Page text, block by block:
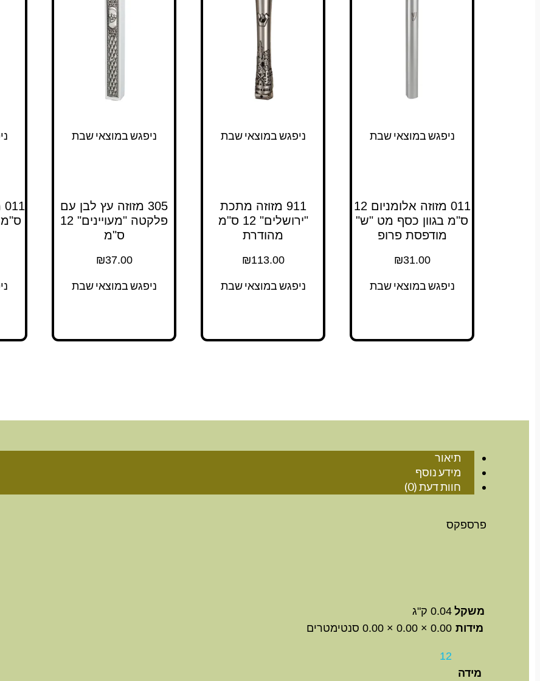
ניפגש במוצאי שבת
011 מזוזה אלומניום 12
ס"מ בגוון כסף מט "ש"
מודפסת פרופ
₪31.00
ניפגש במוצאי שבת
ניפגש במוצאי שבת
911 מזוזה מתכת
"ירושלים" 12 ס"מ
מהודרת
₪113.00
ניפגש במוצאי שבת
ניפגש במוצאי שבת
305 מזוזה עץ לבן עם
פלקטה "מעויינים" 12
ס"מ
₪37.00
ניפגש במוצאי שבת
ס"מ
תיאור
מידע נוסף
חוות דעת (0)
פרספקס
משקל 0.04 ק"ג
מידות 0.00 × 0.00 × 0.00 סנטימטרים
מידה
12